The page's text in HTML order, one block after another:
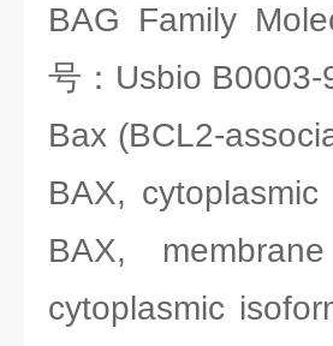
BAG Family
号：Usbio
Bax (BCL2-
BAX,
BAX,
cytoplasmic